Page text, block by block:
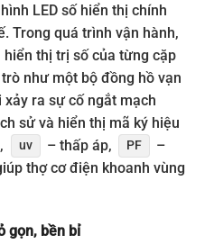
LED số hiển thị chính
Trong quá trình vận hành,
thị trị số của từng cặp
như một bộ đồng hồ vạn
xảy ra sự cố ngắt mạch
sử và hiển thị mã ký hiệu
uv – thấp áp, PF
–
thợ cơ điện khoanh vùng
gọn, bền bỉ